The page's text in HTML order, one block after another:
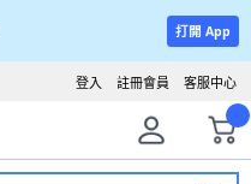
打開 App
客服中心
註冊會員
登入